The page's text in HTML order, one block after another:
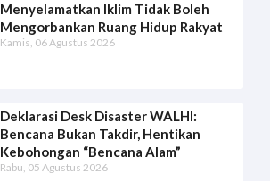
Menyelamatkan Iklim Tidak Boleh
Mengorbankan Ruang Hidup Rakyat
Kamis, 06 Agustus 2026
Deklarasi Desk Disaster WALHI:
Bencana Bukan Takdir, Hentikan
Kebohongan “Bencana Alam”
Rabu, 05 Agustus 2026